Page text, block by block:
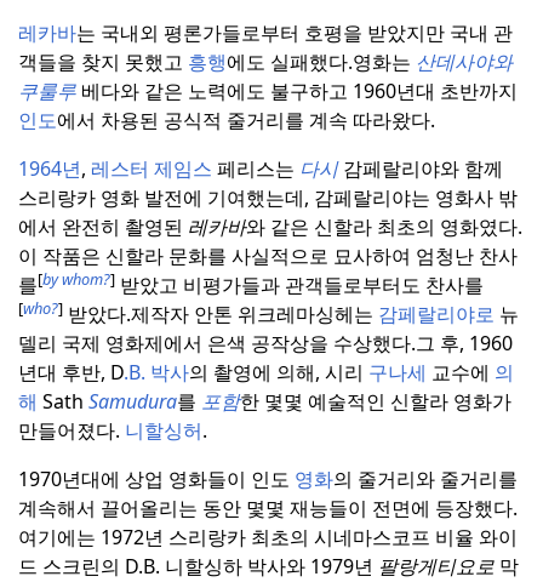
레카바는 국내외 평론가들로부터 호평을 받았지만 국내 관
객들을 찾지 못했고 흥행에도 실패했다.영화는 산데사야와
쿠룰루 베다와 같은 노력에도 불구하고 1960년대 초반까지
인도에서 차용된 공식적 줄거리를 계속 따라왔다.
1964년, 레스터 제임스 페리스는 다시감페랄리야와 함께
스리랑카 영화 발전에 기여했는데, 감페랄리야는 영화사 밖
에서 완전히 촬영된 레카바와 같은 신할라 최초의 영화였다.
이 작품은 신할라 문화를 사실적으로 묘사하여 엄청난 찬사
를[by whom?] 받았고 비평가들과 관객들로부터도 찬사를
[who?] 받았다.제작자 안톤 위크레마싱헤는 감페랄리야로 뉴
델리 국제 영화제에서 은색 공작상을 수상했다.그 후, 1960
년대 후반, D.B. 박사의 촬영에 의해, 시리 구나세 교수에 의
해 Sath Samudura를 포함한 몇몇 예술적인 신할라 영화가
만들어졌다. 니할싱허.
1970년대에 상업 영화들이 인도 영화의 줄거리와 줄거리를
계속해서 끌어올리는 동안 몇몇 재능들이 전면에 등장했다.
여기에는 1972년 스리랑카 최초의 시네마스코프 비율 와이
드 스크린의 D.B. 니할싱하 박사와 1979년 팔랑게티요로 막